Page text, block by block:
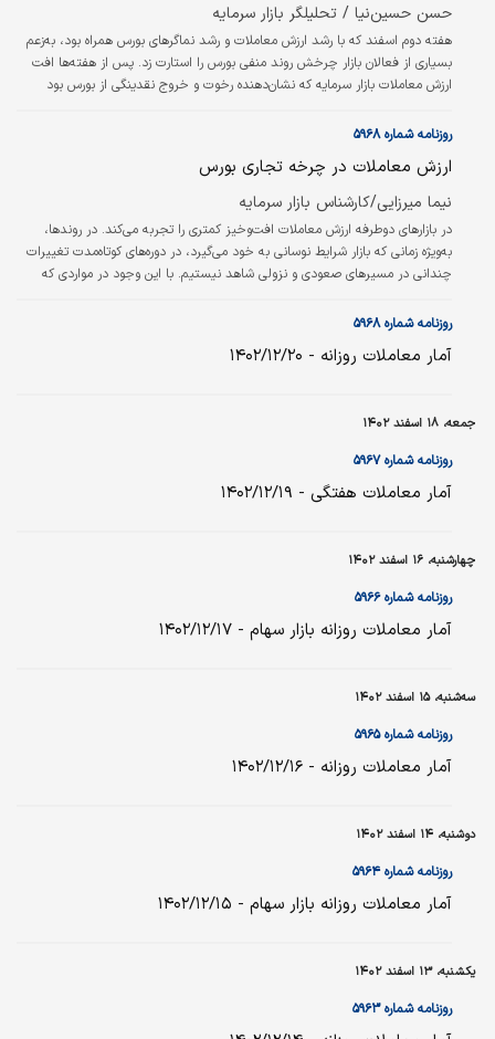
حسن حسین‏‏‏‌نیا / تحلیلگر بازار سرمایه
هفته دوم اسفند که با رشد ارزش معاملات و رشد نماگرهای بورس همراه بود، به‌زعم
بسیاری از فعالان بازار چرخش روند منفی بورس را استارت زد. پس از هفته‌ها افت
ارزش معاملات بازار سرمایه که نشان‌دهنده رخوت و خروج نقدینگی از بورس بود
بررسی علل این برگشت می‌تواند برای بازار سرمایه اولویت داشته‌باشد. در روزهای
سازمان، با اعمال محدودیت برای بازارگردان‌ها در…
روزنامه شماره ۵۹۶۸
ارزش معاملات در چرخه تجاری بورس
نیما میرزایی/کارشناس بازار سرمایه
در بازارهای دوطرفه ارزش معاملات افت‌وخیز کمتری را تجربه می‌کند. در روندها،
به‌ویژه زمانی که بازار شرایط نوسانی به خود می‌گیرد، در دوره‌های کوتاه‌مدت تغییرات
چندانی در مسیرهای صعودی و نزولی شاهد نیستیم. با این وجود در مواردی که
هستیم، معامله‌گران و سرمایه‌گذاران نوسان‌گیر با هیجانی شدن وضعیت معاملات،
یک‌طرفه مانند بازار سرمایه کمی متفاوت از بازارهای…
روزنامه شماره ۵۹۶۸
آمار معاملات روزانه - ۱۴۰۲/۱۲/۲۰
جمعه، ۱۸ اسفند ۱۴۰۲
روزنامه شماره ۵۹۶۷
آمار معاملات هفتگی - ۱۴۰۲/۱۲/۱۹
چهارشنبه، ۱۶ اسفند ۱۴۰۲
روزنامه شماره ۵۹۶۶
آمار معاملات روزانه بازار سهام - ۱۴۰۲/۱۲/۱۷
سه‌شنبه، ۱۵ اسفند ۱۴۰۲
روزنامه شماره ۵۹۶۵
آمار معاملات روزانه - ۱۴۰۲/۱۲/۱۶
دوشنبه، ۱۴ اسفند ۱۴۰۲
روزنامه شماره ۵۹۶۴
آمار معاملات روزانه بازار سهام - ۱۴۰۲/۱۲/۱۵
یکشنبه، ۱۳ اسفند ۱۴۰۲
روزنامه شماره ۵۹۶۳